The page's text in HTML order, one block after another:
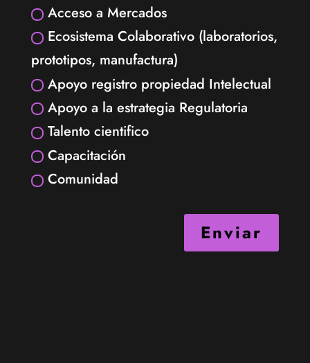
Acceso a Mercados
Ecosistema Colaborativo (laboratorios,
prototipos, manufactura)
Apoyo registro propiedad Intelectual
Apoyo a la estrategia Regulatoria
Talento cientifico
Capacitación
Comunidad
Enviar